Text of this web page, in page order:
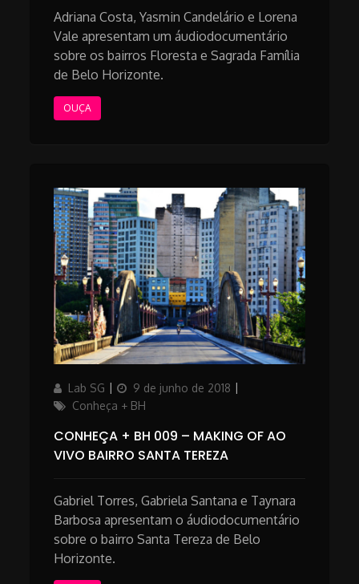
Adriana Costa, Yasmin Candelário e Lorena
Vale apresentam um áudiodocumentário
sobre os bairros Floresta e Sagrada Família
de Belo Horizonte.
OUÇA
AuthorLab SG
Posted
on
9 de junho de 2018
Conheça + BH
CONHEÇA + BH 009 – MAKING OF AO
VIVO BAIRRO SANTA TEREZA
Gabriel Torres, Gabriela Santana e Taynara
Barbosa apresentam o áudiodocumentário
sobre o bairro Santa Tereza de Belo
Horizonte.